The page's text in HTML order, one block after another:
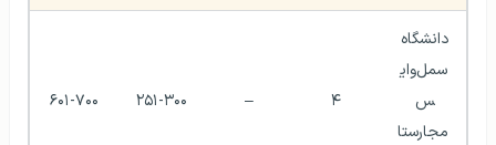
سمل‌وای
مجارستا
– ۲۵۱-۳۰۰ ۶۰۱-۷۰۰